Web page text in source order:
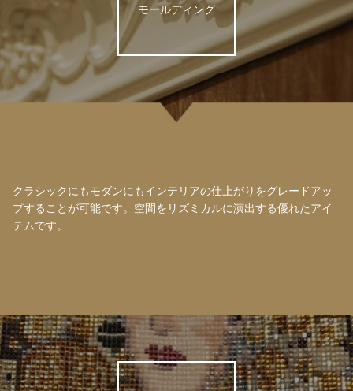
モールディング
クラシックにもモダンにもインテリアの仕上がりをグレードアッ
プすることが可能です。空間をリズミカルに演出する優れたアイ
テムです。